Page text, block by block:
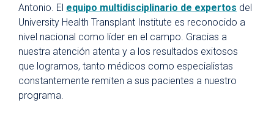
Antonio. El equipo multidisciplinario de expertos del
University Health Transplant Institute es reconocido a
nivel nacional como líder en el campo. Gracias a
nuestra atención atenta y a los resultados exitosos
que logramos, tanto médicos como especialistas
constantemente remiten a sus pacientes a nuestro
programa.